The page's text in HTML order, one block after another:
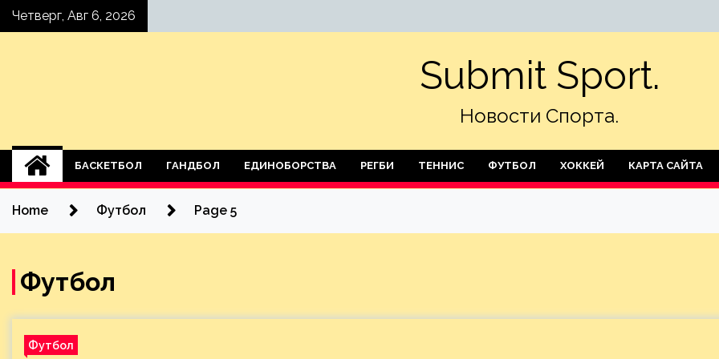
SkipЧетверг, Авг 6, 2026
Submit Sport.
Новости Спорта.
БАСКЕТБОЛ ГАНДБОЛ ЕДИНОБОРСТВА РЕГБИ ТЕННИС ФУТБОЛ ХОККЕЙ КАРТА САЙТА
Home Футбол Page 5
Футбол
Футбол